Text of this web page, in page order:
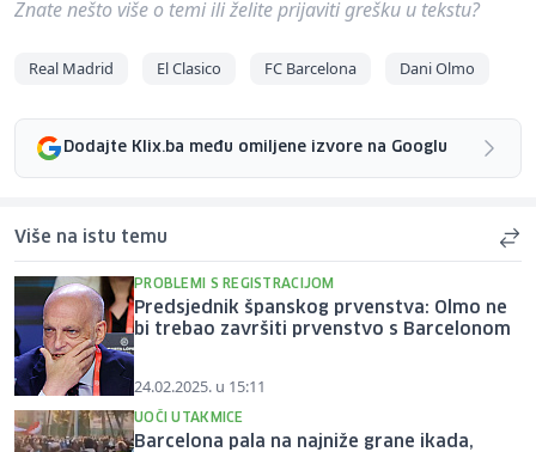
Znate nešto više o temi ili želite prijaviti grešku u tekstu?
Real Madrid El Clasico FC Barcelona Dani Olmo
Dodajte Klix.ba među omiljene izvore na Googlu
Više na istu temu
PROBLEMI S REGISTRACIJOM
Predsjednik španskog prvenstva: Olmo ne
bi trebao završiti prvenstvo s Barcelonom
24.02.2025. u 15:11
UOČI UTAKMICE
Barcelona pala na najniže grane ikada,